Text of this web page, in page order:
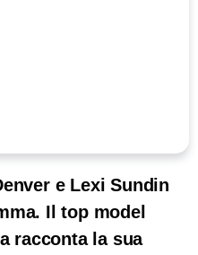
e Lexi Sundin
Il top model
racconta la sua